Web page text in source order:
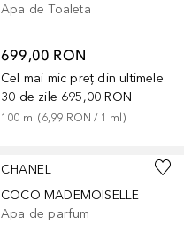
Apa de Toaleta
699,00 RON
Cel mai mic preț din ultimele
30 de zile 695,00 RON
100 ml (6,99 RON / 1 ml)
CHANEL
COCO MADEMOISELLE
Apa de parfum